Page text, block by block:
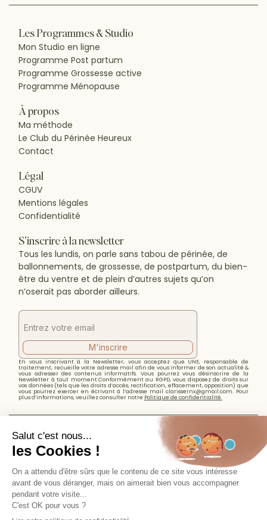
Les Programmes & Studio
Mon Studio en ligne
Programme Post partum
Programme Grossesse active
Programme Ménopause
À propos
Ma méthode
Le Club du Périnée Heureux
Contact
Légal
CGUV
Mentions légales
Confidentialité
S’inscrire à la newsletter
Tous les lundis, on parle sans tabou de périnée, de
ballonnements, de grossesse, de postpartum, du bien-
être du ventre et de plein d’autres sujets qu’on
n’oserait pas aborder ailleurs.
M'inscrire
En vous inscrivant à la Newsletter, vous acceptez que UNE, responsable de
traitement, recueille votre adresse mail afin de vous informer de son actualité &
vous adresser des contenus informatifs. Vous pourrez vous désinscrire de la
Newsletter à tout moment.Conformément au RGPD, vous disposez de droits sur
vos données (tels que les droits d’accès, rectification, effacement, opposition) que
vous pourrez exercer en écrivant à l’adresse mail clarissernx@gmail.com. Pour
plus d’informations, veuillez consulter notre Politique de confidentialité.